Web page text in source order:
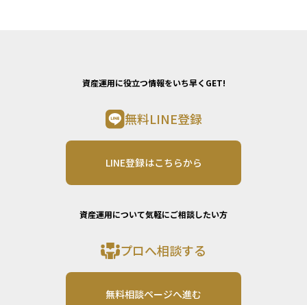
資産運用に役立つ情報をいち早くGET!
無料LINE登録
LINE登録はこちらから
資産運用について気軽にご相談したい方
プロへ相談する
無料相談ページへ進む